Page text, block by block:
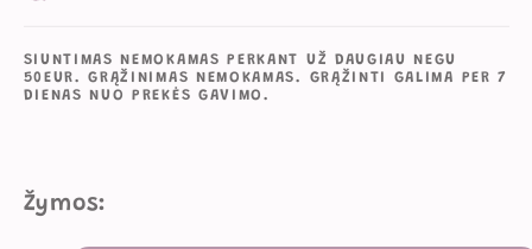
SIUNTIMAS NEMOKAMAS PERKANT UŽ DAUGIAU NEGU
50EUR. GRĄŽINIMAS NEMOKAMAS. GRĄŽINTI GALIMA PER 7
DIENAS NUO PREKĖS GAVIMO.
Žymos: